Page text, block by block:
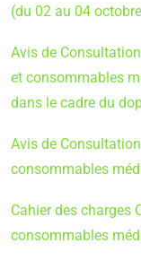
(du 02 au 04
Avis de
et consommables
dans le cadre du
Avis de
consommables
Cahier des charges
consommables